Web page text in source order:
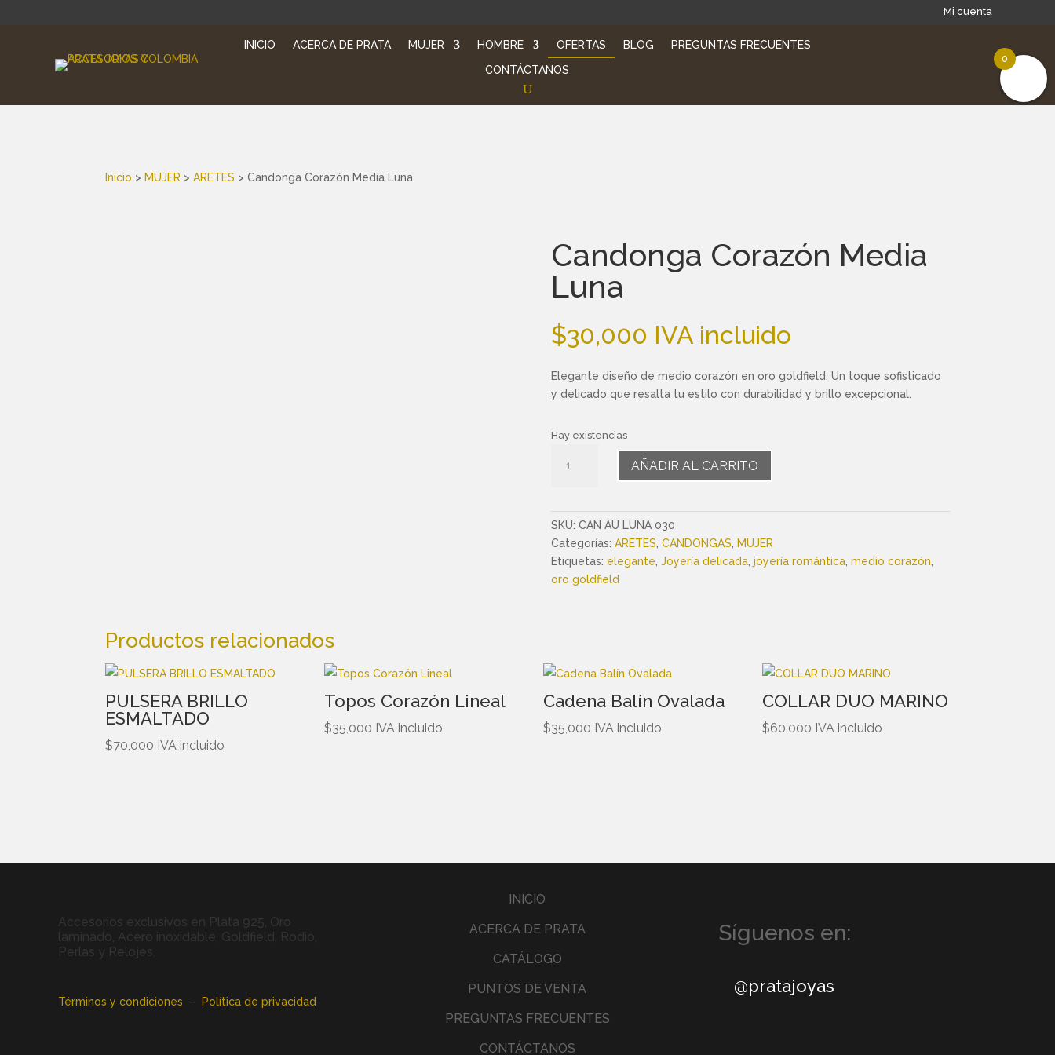
Mi cuenta
INICIO ACERCA DE PRATA MUJER HOMBRE OFERTAS BLOG
PREGUNTAS FRECUENTES
CONTÁCTANOS
Inicio > MUJER >ARETES > Candonga Corazón Media Luna
Candonga Corazón Media
Luna
$30,000 IVA incluido
Elegante diseño de medio corazón en oro goldfield. Un toque sofisticado
y delicado que resalta tu estilo con durabilidad y brillo excepcional.
Hay existencias
Corazón
cantidad
AÑADIR AL CARRITO
SKU: CAN AU LUNA 030
Categorías: ARETES CANDONGAS
MUJER
Etiquetas: elegante Joyería delicada, joyería romántica, medio corazón
oro goldfield
Productos relacionados
PULSERA BRILLO
ESMALTADO
$70,000 IVA incluido
Topos Corazón Lineal
$35,000 IVA incluido
Cadena Balín Ovalada
$35,000 IVA incluido
COLLAR DUO MARINO
$60,000 IVA incluido
Accesorios exclusivos en Plata 925, Oro
laminado, Acero inoxidable, Goldfield, Rodio,
Perlas y Relojes.
Términos y condiciones – Política de privacidad
INICIO
ACERCA DE PRATA
CATÁLOGO
PUNTOS DE VENTA
PREGUNTAS FRECUENTES
CONTÁCTANOS
Síguenos en:
@pratajoyas
0